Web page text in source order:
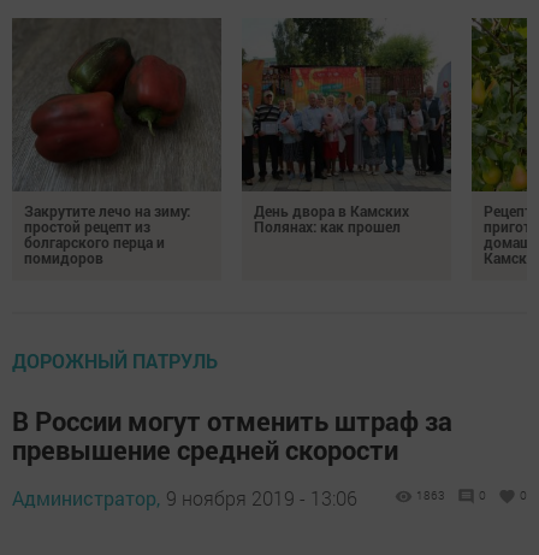
Закрутите лечо на зиму:
простой рецепт из
болгарского перца и
помидоров
День двора в Камских
Полянах: как прошел
ДОРОЖНЫЙ ПАТРУЛЬ
В России могут отменить штраф за
превышение средней скорости
Администратор, 9 ноября 2019 - 13:06 1863 0 0